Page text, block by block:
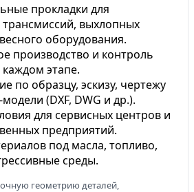
прокладки для
трансмиссий, выхлопных
оборудования.
производство и контроль
каждом этапе.
по образцу, эскизу, чертежу
(DXF, DWG и др.).
для сервисных центров и
предприятий.
под масла, топливо,
среды.
геометрию деталей,